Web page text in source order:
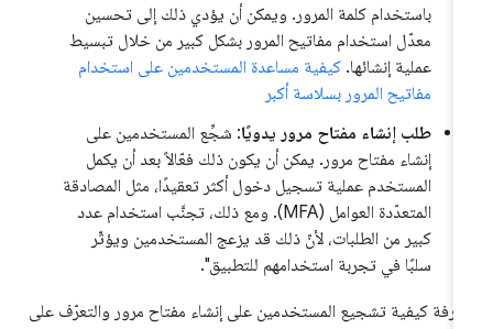
باستخدام كلمة المرور. ويمكن أن يؤدي ذلك إلى تحسين
معدّل استخدام مفاتيح المرور بشكل كبير من خلال تبسيط
عملية إنشائها.كيفية مساعدة المستخدمين على استخدام
مفاتيح المرور بسلاسة أكبر
طلب إنشاء مفتاح مرور يدويًا: شجِّع المستخدمين على
إنشاء مفتاح مرور. يمكن أن يكون ذلك فعّالاً بعد أن يكمل
المستخدم عملية تسجيل دخول أكثر تعقيدًا، مثل المصادقة
المتعدّدة العوامل (MFA). ومع ذلك، تجنَّب استخدام عدد
كبير من الطلبات، لأنّ ذلك قد يزعج المستخدمين ويؤثّر
سلبًا في تجربة استخدامهم للتطبيق".
كيفية تشجيع المستخدمين على إنشاء مفتاح مرور والتعرّف على